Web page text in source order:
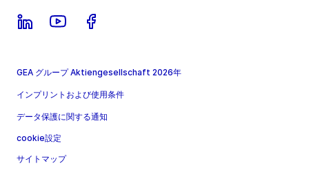
GEA グループ Aktiengesellschaft 2026年
インプリントおよび使用条件
データ保護に関する通知
cookie設定
サイトマップ